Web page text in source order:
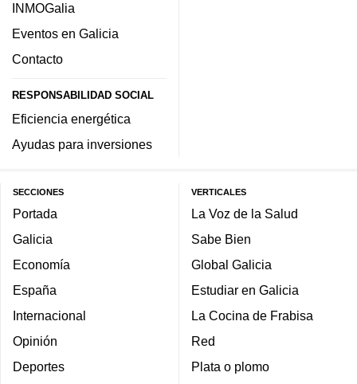
INMOGalia
Eventos en Galicia
Contacto
RESPONSABILIDAD SOCIAL
Eficiencia energética
Ayudas para inversiones
SECCIONES
Portada
Galicia
Economía
España
Internacional
Opinión
Deportes
VERTICALES
La Voz de la Salud
Sabe Bien
Global Galicia
Estudiar en Galicia
La Cocina de Frabisa
Red
Plata o plomo